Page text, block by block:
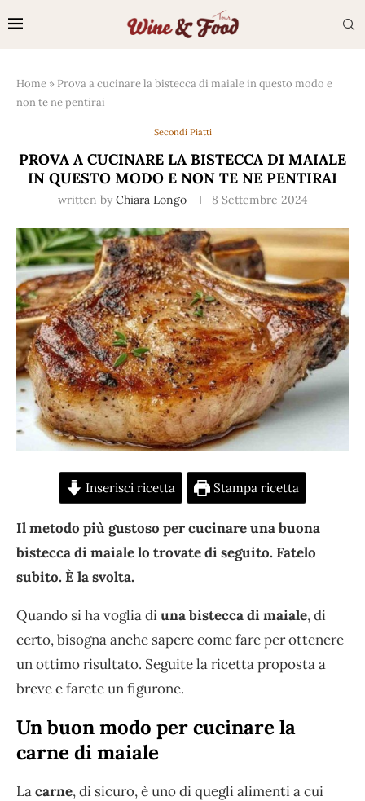
Home » Prova a cucinare la bistecca di maiale in questo modo e
non te ne pentirai
Secondi Piatti
PROVA A CUCINARE LA BISTECCA DI MAIALE
IN QUESTO MODO E NON TE NE PENTIRAI
written by Chiara Longo 8 Settembre 2024
Inserisci ricetta Stampa ricetta
Il metodo più gustoso per cucinare una buona
bistecca di maiale lo trovate di seguito. Fatelo
subito. È la svolta.
Quando si ha voglia diuna bistecca di maiale, di
certo, bisogna anche sapere come fare per ottenere
un ottimo risultato. Seguite la ricetta proposta a
breve e farete un figurone.
Un buon modo per cucinare la
carne di maiale
Lacarne, di sicuro, è uno di quegli alimenti a cui